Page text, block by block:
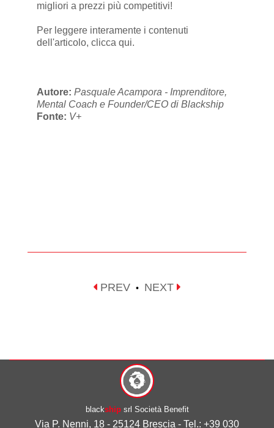
migliori a prezzi più competitivi!
Per leggere interamente i contenuti
dell'articolo, clicca qui.
Autore: Pasquale Acampora - Imprenditore,
Mental Coach e Founder/CEO di Blackship
Fonte: V+
PREV • NEXT
blackshipsrl Società Benefit
Via P. Nenni, 18 - 25124 Brescia - Tel.: +39 030